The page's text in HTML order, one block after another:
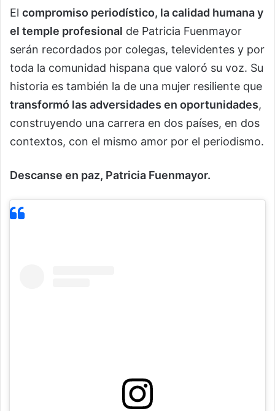
El compromiso periodístico, la calidad humana y
el temple profesional de Patricia Fuenmayor
serán recordados por colegas, televidentes y por
toda la comunidad hispana que valoró su voz. Su
historia es también la de una mujer resiliente que
transformó las adversidades en oportunidades,
construyendo una carrera en dos países, en dos
contextos, con el mismo amor por el periodismo.
Descanse en paz, Patricia Fuenmayor.